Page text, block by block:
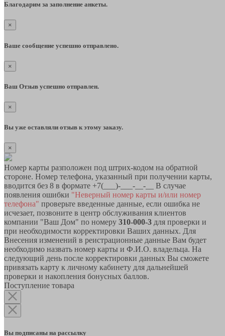
Благодарим за заполнение анкеты.
×
Ваше сообщение успешно отправлено.
×
Ваш Отзыв успешно отправлен.
×
Вы уже оставляли отзыв к этому заказу.
×
Номер карты разположен под штрих-кодом на обратной
стороне. Номер телефона, указанный при получении карты,
вводится без 8 в формате +7(___)-___-__-__ В случае
появления ошибки "Неверный номер карты и/или номер
телефона" проверьте введенные данные, если ошибка не
исчезает, позвоните в центр обслуживания клиентов
компании "Ваш Дом" по номеру 310-000-3 для проверки и
при необходимости корректировки Ваших данных. Для
Внесения изменений в реистрационные данные Вам будет
необходимо назвать номер карты и Ф.И.О. владельца. На
следующий день после корректировки данных Вы сможете
привязать карту к личному кабинету для дальнейшей
проверки и накопления бонусных баллов.
Поступление товара
Вы подписаны на рассылку